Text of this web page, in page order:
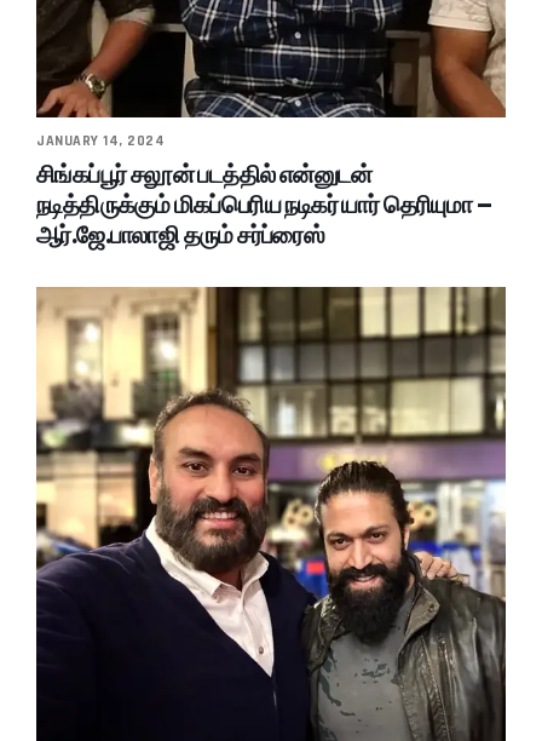
JANUARY 14, 2024
சிங்கப்பூர் சலூன் படத்தில் என்னுடன்
நடித்திருக்கும் மிகப்பெரிய நடிகர் யார் தெரியுமா –
ஆர்.ஜே.பாலாஜி தரும் சர்ப்ரைஸ்